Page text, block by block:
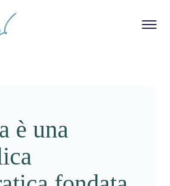
è una